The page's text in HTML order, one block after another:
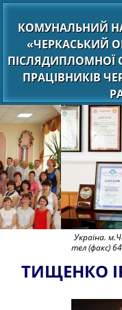
КОМУНАЛЬНИЙ
«ЧЕРКАСЬКИЙ
ПІСЛЯДИПЛОМНОЇ
ПРАЦІВНИКІВ
Україна.
тел (факс)
ТИЩЕНКО